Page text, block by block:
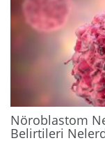
Nöroblastom
Belirtileri